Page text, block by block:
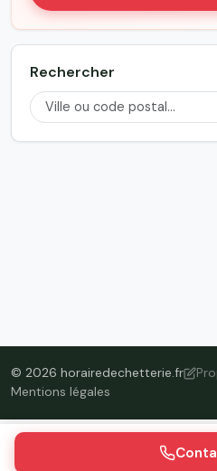
Rechercher
© 2026 horairedechetterie.fr
Mentions légales